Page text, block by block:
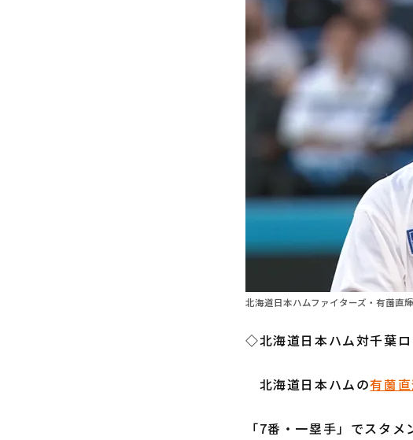
北海道日本ハムファイターズ・有薗直
◇北海道日本ハム対千葉ロ
北海道日本ハムの有薗
「7番・一塁手」でスタ